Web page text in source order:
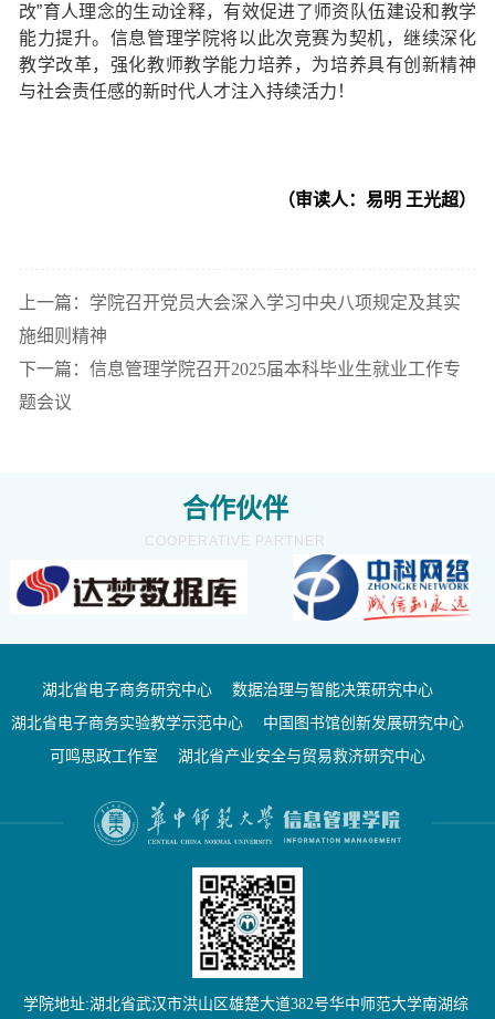
改”育人理念的生动诠释，有效促进了师资队伍建设和教学
能力提升。信息管理学院将以此次竞赛为契机，继续深化
教学改革，强化教师教学能力培养，为培养具有创新精神
与社会责任感的新时代人才注入持续活力！
（审读人：易明 王光超）
上一篇：学院召开党员大会深入学习中央八项规定及其实
施细则精神
下一篇：信息管理学院召开2025届本科毕业生就业工作专
题会议
合作伙伴
COOPERATIVE PARTNER
湖北省电子商务研究中心
数据治理与智能决策研究中心
湖北省电子商务实验教学示范中心
中国图书馆创新发展研究中心
可鸣思政工作室
湖北省产业安全与贸易救济研究中心
学院地址:湖北省武汉市洪山区雄楚大道382号华中师范大学南湖综